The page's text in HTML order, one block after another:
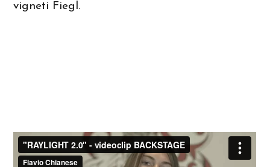
vigneti Fiegl.